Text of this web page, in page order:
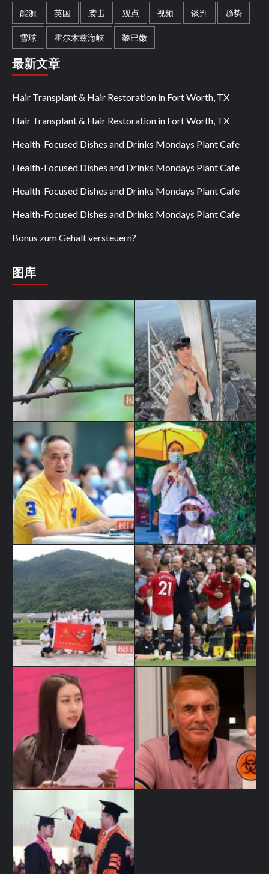
能源 英国 袭击 观点 视频 谈判 趋势
雪球 霍尔木兹海峡 黎巴嫩
最新文章
Hair Transplant & Hair Restoration in Fort Worth, TX
Hair Transplant & Hair Restoration in Fort Worth, TX
Health-Focused Dishes and Drinks Mondays Plant Cafe
Health-Focused Dishes and Drinks Mondays Plant Cafe
Health-Focused Dishes and Drinks Mondays Plant Cafe
Health-Focused Dishes and Drinks Mondays Plant Cafe
Bonus zum Gehalt versteuern?
图库